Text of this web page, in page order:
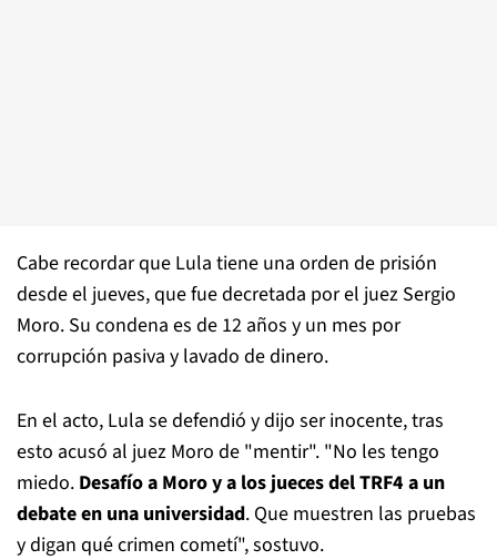
Cabe recordar que Lula tiene una orden de prisión
desde el jueves, que fue decretada por el juez Sergio
Moro. Su condena es de 12 años y un mes por
corrupción pasiva y lavado de dinero.
En el acto, Lula se defendió y dijo ser inocente, tras
esto acusó al juez Moro de "mentir". "No les tengo
miedo. Desafío a Moro y a los jueces del TRF4 a un
debate en una universidad. Que muestren las pruebas
y digan qué crimen cometí", sostuvo.